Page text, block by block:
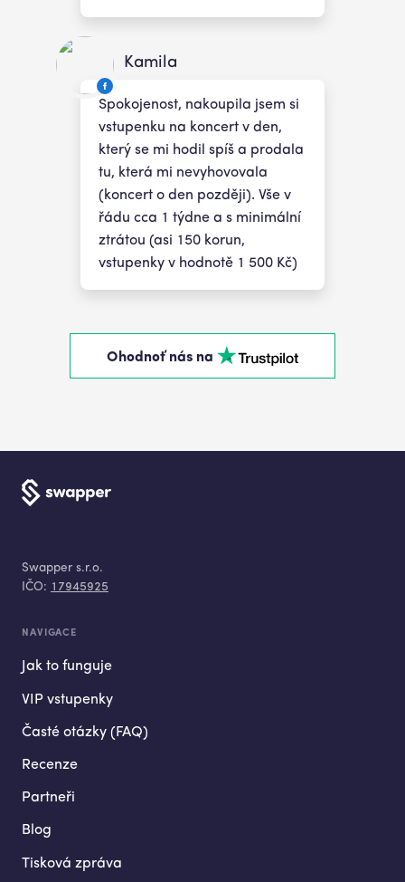
Kamila
Spokojenost, nakoupila jsem si
vstupenku na koncert v den,
který se mi hodil spíš a prodala
tu, která mi nevyhovovala
(koncert o den později). Vše v
řádu cca 1 týdne a s minimální
ztrátou (asi 150 korun,
vstupenky v hodnotě 1 500 Kč)
Ohodnoť nás na
Swapper s.r.o.
IČO: 17945925
NAVIGACE
Jak to funguje
VIP vstupenky
Časté otázky (FAQ)
Recenze
Partneři
Blog
Tisková zpráva